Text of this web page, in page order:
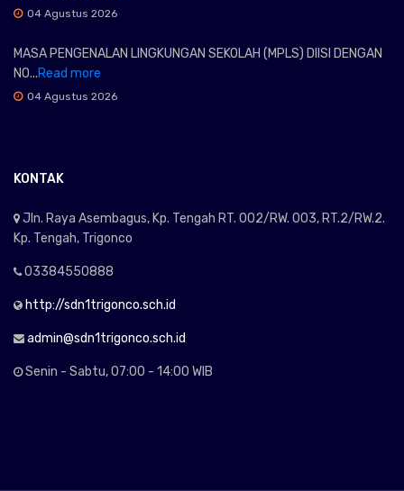
04 Agustus 2026
MASA PENGENALAN LINGKUNGAN SEKOLAH (MPLS) DIISI DENGAN
NO...Read more
04 Agustus 2026
KONTAK
Jln. Raya Asembagus, Kp. Tengah RT. 002/RW. 003, RT.2/RW.2.
Kp. Tengah, Trigonco
03384550888
http://sdn1trigonco.sch.id
admin@sdn1trigonco.sch.id
Senin - Sabtu, 07:00 - 14:00 WIB